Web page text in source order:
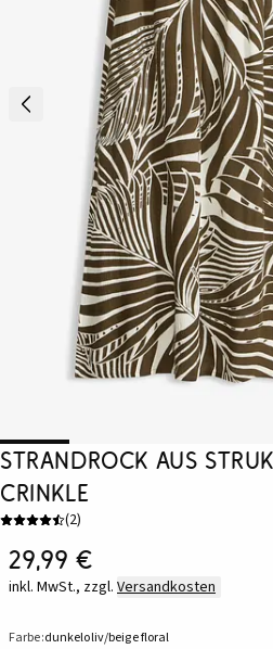
Strandrock aus
Crinkle
(2)
29,99 €
inkl. MwSt., zzgl. Versandkosten
Farbe:dunkeloliv/beige floral